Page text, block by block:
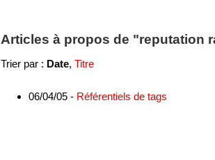
Articles à propos de "reputation
Trier par : Date, Titre
06/04/05 - Référentiels de tags